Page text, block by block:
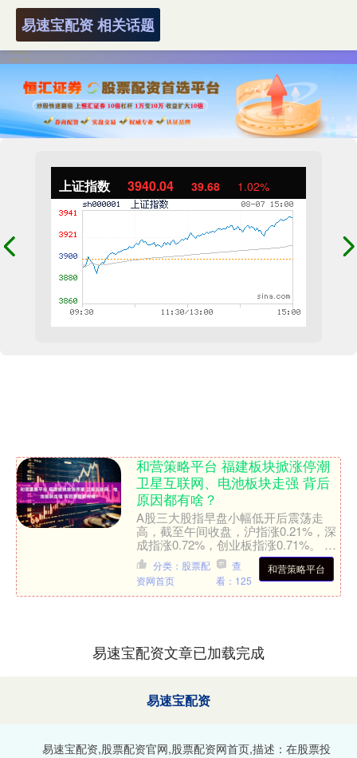
上证指数 3940.04 39.68 1.02%
易速宝配资 相关话题
和营策略平台 福建板块掀涨停潮
卫星互联网、电池板块走强 背后
原因都有啥？
A股三大股指早盘小幅低开后震荡走
高，截至午间收盘，沪指涨0.21%，深
成指涨0.72%，创业板指涨0.71%。 不
过早盘量能明显萎缩，两市半天成交仅
9763亿元....
和营策略平台
分类：股票配
资网首页
查
看：125
易速宝配资文章已加载完成
易速宝配资
易速宝配资,股票配资官网,股票配资网首页,描述：在股票投